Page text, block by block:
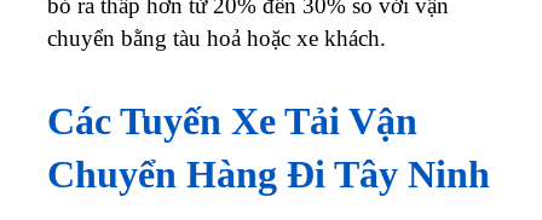
chuyển bằng tàu hoả hoặc xe khách.
Các Tuyến Xe Tải Vận
Chuyển Hàng Đi Tây Ninh